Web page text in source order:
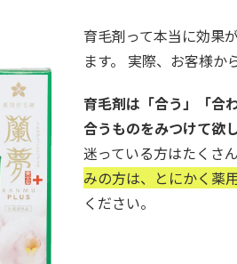
育毛剤って本当に効果
ます。 実際、お客様か
育毛剤は「合う」「合
合うものをみつけて欲
迷っている方はたくさ
みの方は、とにかく薬
ください。